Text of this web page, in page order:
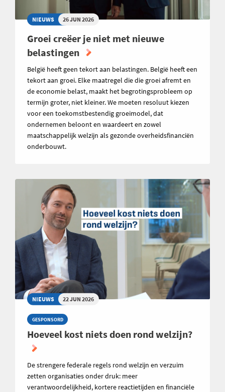
NIEUWS 26 JUN 2026
Groei creëer je niet met nieuwe
belastingen
België heeft geen tekort aan belastingen. België heeft een
tekort aan groei. Elke maatregel die die groei afremt en
de economie belast, maakt het begrotingsprobleem op
termijn groter, niet kleiner. We moeten resoluut kiezen
voor een toekomstbestendig groeimodel, dat
ondernemen beloont en waardeert en zowel
maatschappelijk welzijn als gezonde overheidsfinanciën
onderbouwt.
NIEUWS 22 JUN 2026
GESPONSORD
Hoeveel kost niets doen rond welzijn?
De strengere federale regels rond welzijn en verzuim
zetten organisaties onder druk: meer
verantwoordelijkheid, kortere reactietijden en financiële